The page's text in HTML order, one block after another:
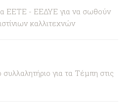
ΕΕΤΕ - ΕΕΔΥΕ για να σωθούν
καλλιτεχνών
για τα Τέμπη στις